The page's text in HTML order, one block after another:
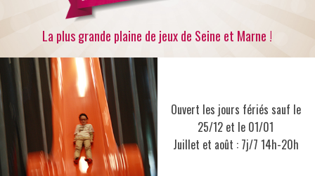
La plus grande plaine de jeux de Seine et Marne !
Ouvert les jours fériés sauf le
25/12 et le 01/01
Juillet et août : 7j/7 14h-20h